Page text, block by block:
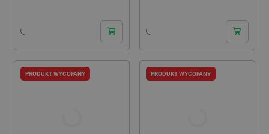
PRODUKT WYCOFANY PRODUKT WYCOFANY